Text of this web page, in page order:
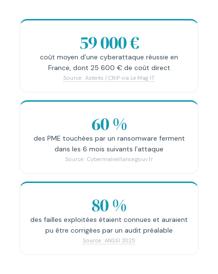
59 000 €
coût moyen d’une cyberattaque réussie en
France, dont 25 600 € de coût direct
Source : Asterès / CRiP via Le Mag IT
60 %
des PME touchées par un ransomware ferment
dans les 6 mois suivants l’attaque
Source : Cybermalveillance.gouv.fr
80 %
des failles exploitées étaient connues et auraient
pu être corrigées par un audit préalable
Source : ANSSI 2025